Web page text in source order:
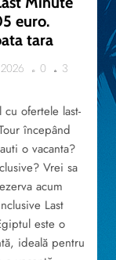
euro.
tara
0
3
ofertele last-
începând
o vacanta?
Vrei sa
acum
Last
este o
ideală pentru